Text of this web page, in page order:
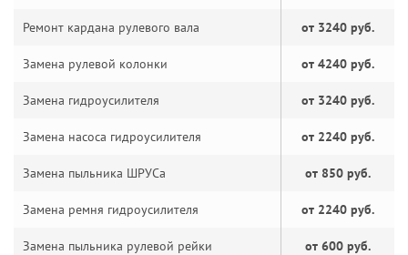
Ремонт кардана рулевого вала от 3240 руб.
Замена рулевой колонки от 4240 руб.
Замена гидроусилителя от 3240 руб.
Замена насоса гидроусилителя от 2240 руб.
Замена пыльника ШРУСа от 850 руб.
Замена ремня гидроусилителя от 2240 руб.
Замена пыльника рулевой рейки от 600 руб.